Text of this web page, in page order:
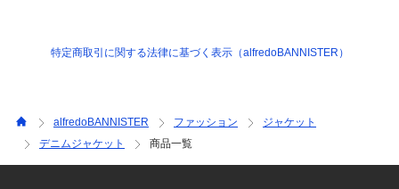
特定商取引に関する法律に基づく表示（alfredoBANNISTER）
alfredoBANNISTER ファッション
ジャケット
デニムジャケット
商品一覧